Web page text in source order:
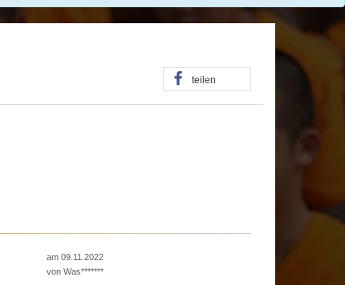
teilen
am 09.11.2022
von Was*******